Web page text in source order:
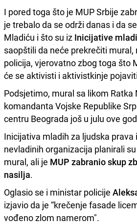
I pored toga što je MUP Srbije
je trebalo da se održi danas i da
Mladiću i što su iz Inicijative
saopštili da neće prekrečiti mural,
policija, vjerovatno zbog toga što
će se aktivisti i aktivistkinje
Podsjetimo, mural sa likom Ratka
komandanta Vojske Republike
centru Beograda još u julu ove
Inicijativa mladih za ljudska prava
nevladinih organizacija planirali
mural, ali je MUP zabranio skup
nasilja.
Oglasio se i ministar policije
izjavio da je “krečenje fasade
vođeno zlom namerom".